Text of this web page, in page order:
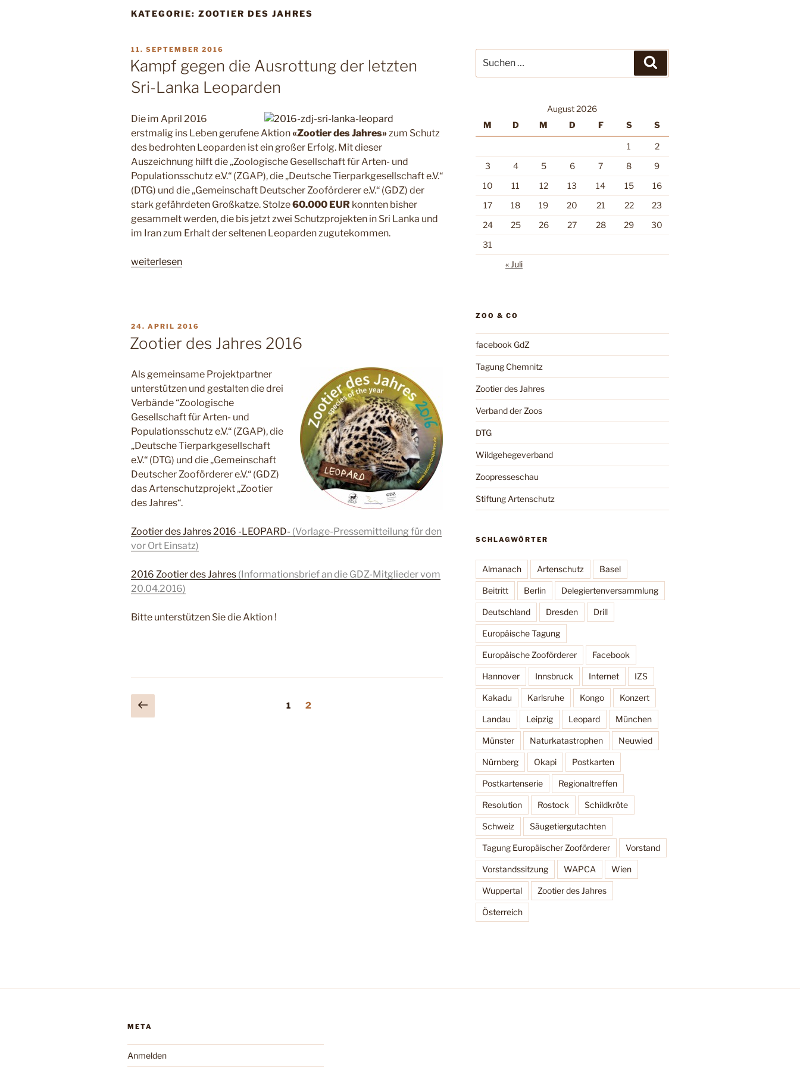
KATEGORIE: ZOOTIER DES JAHRES
VERÖFFENTLICHT
AM
11. SEPTEMBER 2016
Kampf gegen die Ausrottung der letzten
Sri-Lanka Leoparden
Die im April 2016
erstmalig ins Leben gerufene Aktion«Zootier des Jahres»zum Schutz
des bedrohten Leoparden ist ein großer Erfolg. Mit dieser
Auszeichnung hilft die „Zoologische Gesellschaft für Arten- und
Populationsschutz e.V.“ (ZGAP), die „Deutsche Tierparkgesellschaft e.V.“
(DTG) und die „Gemeinschaft Deutscher Zooförderer e.V.“ (GDZ) der
stark gefährdeten Großkatze. Stolze60.000 EUR konnten bisher
gesammelt werden, die bis jetzt zwei Schutzprojekten in Sri Lanka und
im Iran zum Erhalt der seltenen Leoparden zugutekommen.
„Kampf
letzten
Sri-
Leoparden“
weiterlesen
VERÖFFENTLICHT
24. APRIL 2016
Zootier des Jahres 2016
Als gemeinsame Projektpartner
unterstützen und gestalten die drei
Verbände “Zoologische
Gesellschaft für Arten- und
Populationsschutz e.V.“ (ZGAP), die
„Deutsche Tierparkgesellschaft
e.V.“ (DTG) und die „Gemeinschaft
Deutscher Zooförderer e.V.“ (GDZ)
das Artenschutzprojekt „Zootier
des Jahres“.
Zootier des Jahres 2016 -LEOPARD- (Vorlage-Pressemitteilung für den
vor Ort Einsatz)
2016 Zootier des Jahres (Informationsbrief an die GDZ-Mitglieder vom
20.04.2016)
Bitte unterstützen Sie die Aktion !
Seitennummerierung
Vorherige
Seite
Seite
1 Seite
2
nach:
August 2026
M
D M D F S S
1
2
3
4 5 6 7 8
9
10
11 12 13 14 15
16
17
18 19 20 21 22
23
24
25 26 27 28 29
30
31
« Juli
ZOO & CO
facebook GdZ
Tagung Chemnitz
Zootier des Jahres
Verband der Zoos
DTG
Wildgehegeverband
Zoopresseschau
Stiftung Artenschutz
SCHLAGWÖRTER
Almanach Artenschutz Basel
Beitritt Berlin Delegiertenversammlung
Deutschland Dresden Drill
Europäische Tagung
Europäische Zooförderer Facebook
Hannover Innsbruck Internet IZS
Kakadu Karlsruhe Kongo Konzert
Landau Leipzig Leopard München
Münster Naturkatastrophen Neuwied
Nürnberg Okapi Postkarten
Postkartenserie Regionaltreffen
Resolution Rostock Schildkröte
Schweiz Säugetiergutachten
Tagung Europäischer Zooförderer Vorstand
Vorstandssitzung WAPCA Wien
Wuppertal Zootier des Jahres
Österreich
META
Anmelden